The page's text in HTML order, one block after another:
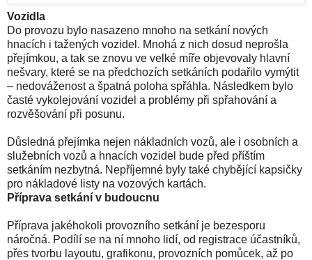
Vozidla
Do provozu bylo nasazeno mnoho na setkání nových
hnacích i tažených vozidel. Mnohá z nich dosud neprošla
přejímkou, a tak se znovu ve velké míře objevovaly hlavní
nešvary, které se na předchozích setkáních podařilo vymýtit
– nedováženost a špatná poloha spřáhla. Následkem bylo
časté vykolejování vozidel a problémy při spřahování a
rozvěšování při posunu.
Důsledná přejímka nejen nákladních vozů, ale i osobních a
služebních vozů a hnacích vozidel bude před příštím
setkáním nezbytná. Nepříjemné byly také chybějící kapsičky
pro nákladové listy na vozových kartách.
Příprava setkání v budoucnu
Příprava jakéhokoli provozního setkání je bezesporu
náročná. Podílí se na ní mnoho lidí, od registrace účastníků,
přes tvorbu layoutu, grafikonu, provozních pomůcek, až po